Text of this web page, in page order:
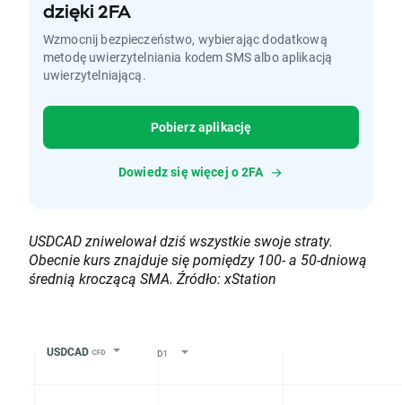
dzięki 2FA
Wzmocnij bezpieczeństwo, wybierając dodatkową
metodę uwierzytelniania kodem SMS albo aplikacją
uwierzytelniającą.
Pobierz aplikację
Dowiedz się więcej o 2FA
USDCAD zniwelował dziś wszystkie swoje straty.
Obecnie kurs znajduje się pomiędzy 100- a 50-dniową
średnią kroczącą SMA. Źródło: xStation